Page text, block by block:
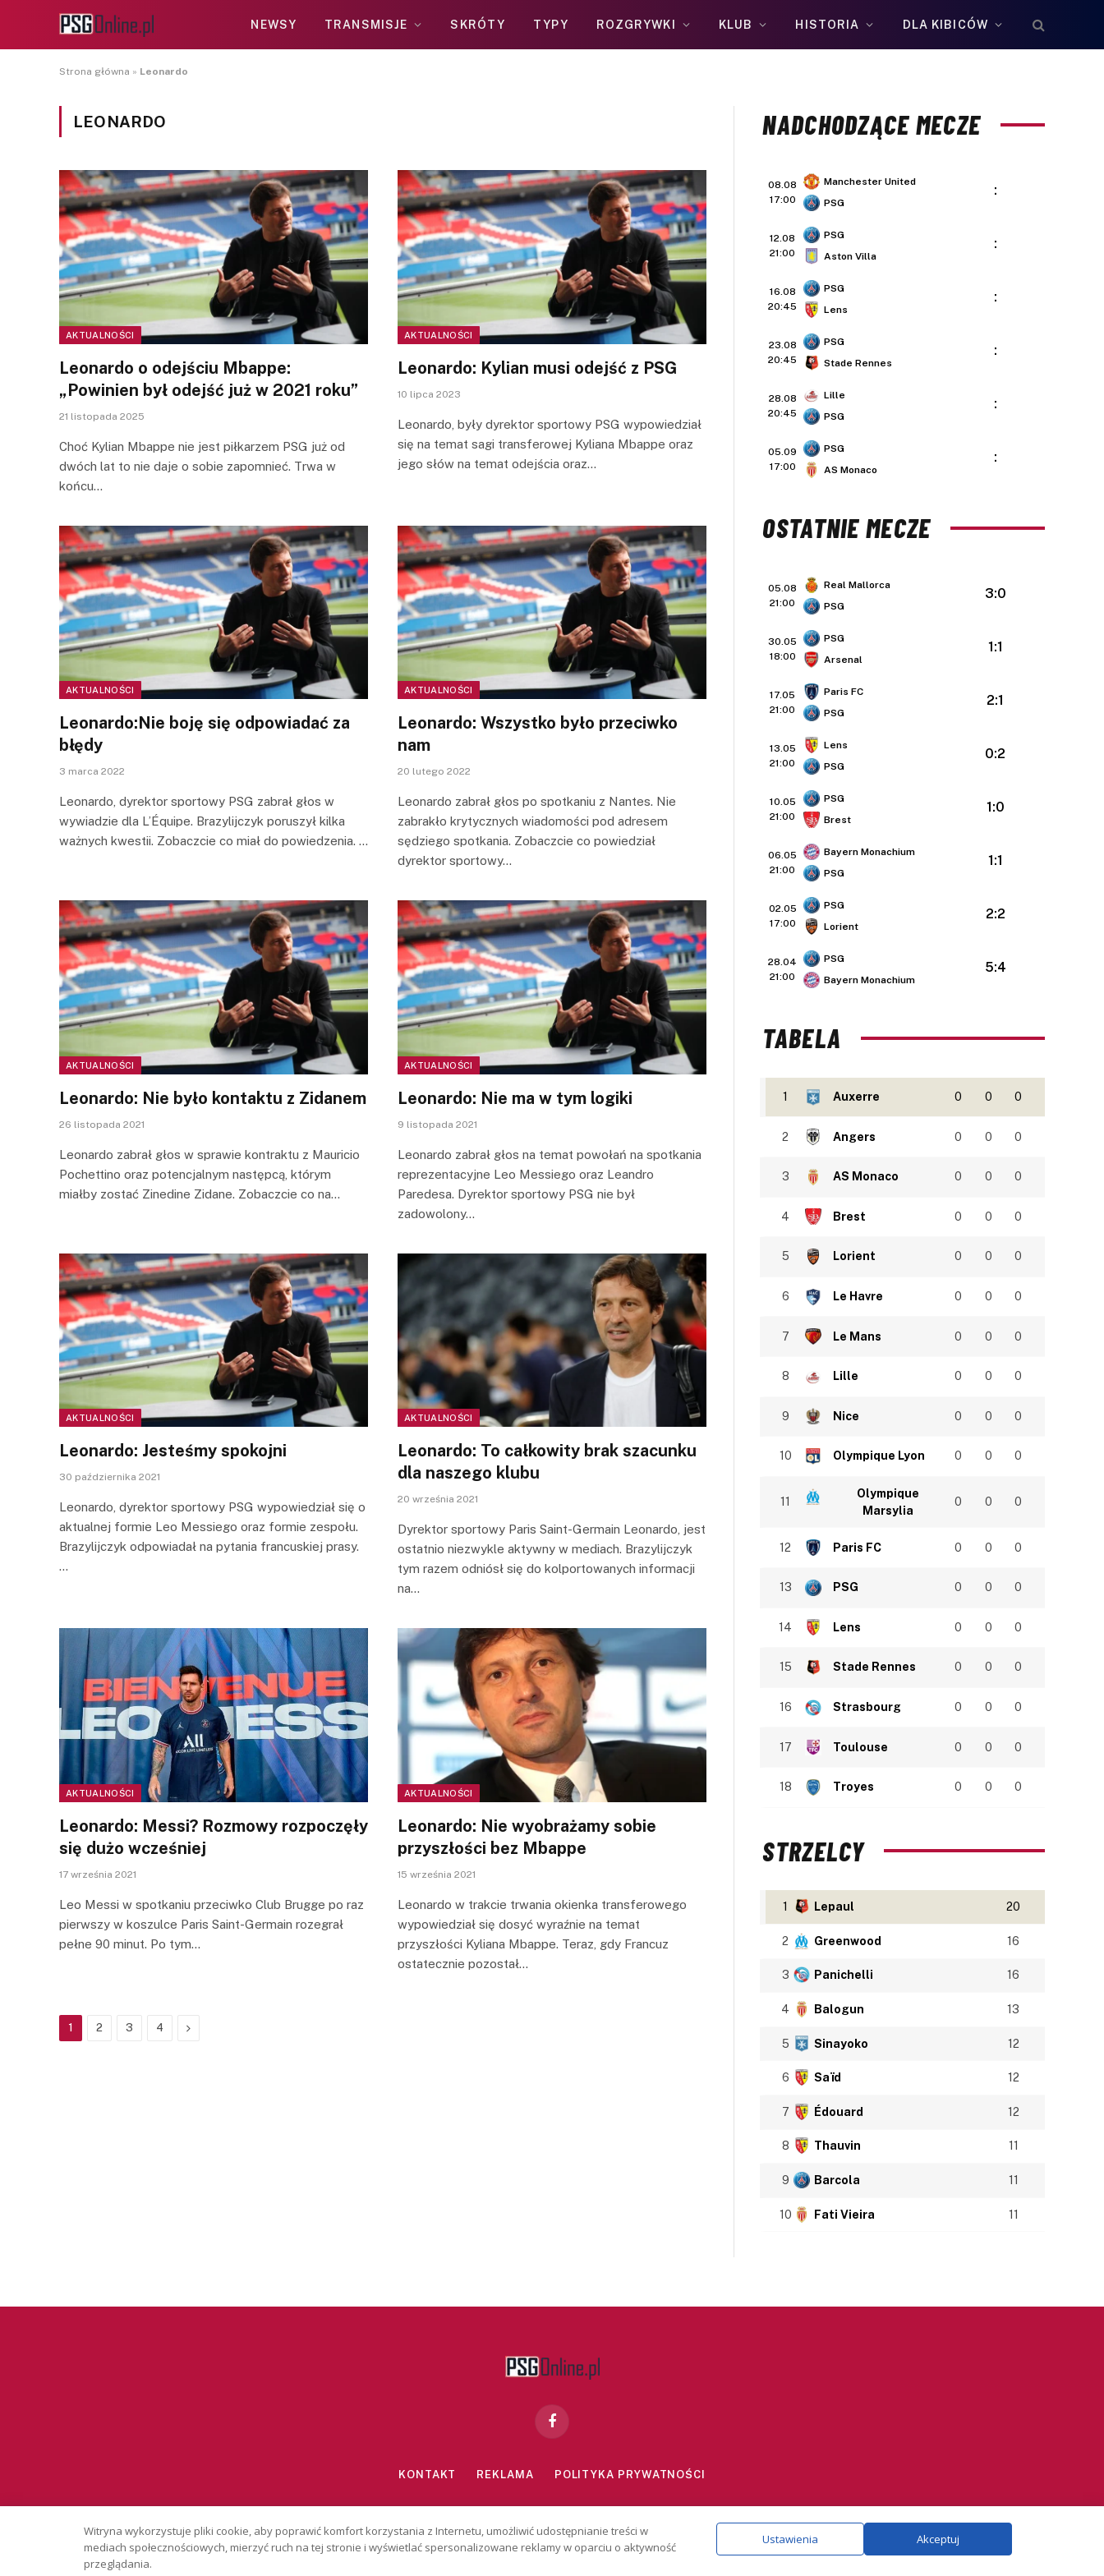
NEWSY TRANSMISJE SKRÓTY TYPY ROZGRYWKI KLUB HISTORIA DLA KIBICÓW
Strona główna » Leonardo
LEONARDO
AKTUALNOŚCI
Leonardo o odejściu Mbappe:
„Powinien był odejść już w 2021 roku”
21 listopada 2025
Choć Kylian Mbappe nie jest piłkarzem PSG już od
dwóch lat to nie daje o sobie zapomnieć. Trwa w
końcu…
AKTUALNOŚCI
Leonardo: Kylian musi odejść z PSG
10 lipca 2023
Leonardo, były dyrektor sportowy PSG wypowiedział
się na temat sagi transferowej Kyliana Mbappe oraz
jego słów na temat odejścia oraz…
AKTUALNOŚCI
Leonardo:Nie boję się odpowiadać za
błędy
3 marca 2022
Leonardo, dyrektor sportowy PSG zabrał głos w
wywiadzie dla L’Équipe. Brazylijczyk poruszył kilka
ważnych kwestii. Zobaczcie co miał do powiedzenia. …
AKTUALNOŚCI
Leonardo: Wszystko było przeciwko
nam
20 lutego 2022
Leonardo zabrał głos po spotkaniu z Nantes. Nie
zabrakło krytycznych wiadomości pod adresem
sędziego spotkania. Zobaczcie co powiedział
dyrektor sportowy…
AKTUALNOŚCI
Leonardo: Nie było kontaktu z Zidanem
26 listopada 2021
Leonardo zabrał głos w sprawie kontraktu z Mauricio
Pochettino oraz potencjalnym następcą, którym
miałby zostać Zinedine Zidane. Zobaczcie co na…
AKTUALNOŚCI
Leonardo: Nie ma w tym logiki
9 listopada 2021
Leonardo zabrał głos na temat powołań na spotkania
reprezentacyjne Leo Messiego oraz Leandro
Paredesa. Dyrektor sportowy PSG nie był
zadowolony…
AKTUALNOŚCI
Leonardo: Jesteśmy spokojni
30 października 2021
Leonardo, dyrektor sportowy PSG wypowiedział się o
aktualnej formie Leo Messiego oraz formie zespołu.
Brazylijczyk odpowiadał na pytania francuskiej prasy.
…
AKTUALNOŚCI
Leonardo: To całkowity brak szacunku
dla naszego klubu
20 września 2021
Dyrektor sportowy Paris Saint-Germain Leonardo, jest
ostatnio niezwykle aktywny w mediach. Brazylijczyk
tym razem odniósł się do kolportowanych informacji
na…
AKTUALNOŚCI
Leonardo: Messi? Rozmowy rozpoczęły
się dużo wcześniej
17 września 2021
Leo Messi w spotkaniu przeciwko Club Brugge po raz
pierwszy w koszulce Paris Saint-Germain rozegrał
pełne 90 minut. Po tym…
AKTUALNOŚCI
Leonardo: Nie wyobrażamy sobie
przyszłości bez Mbappe
15 września 2021
Leonardo w trakcie trwania okienka transferowego
wypowiedział się dosyć wyraźnie na temat
przyszłości Kyliana Mbappe. Teraz, gdy Francuz
ostatecznie pozostał…
1 2 3 4 Next
NADCHODZĄCE MECZE
08.08
17:00
Manchester United
PSG
:
12.08
21:00
PSG
Aston Villa
:
16.08
20:45
PSG
Lens
:
23.08
20:45
PSG
Stade Rennes
:
28.08
20:45
Lille
PSG
:
05.09
17:00
PSG
AS Monaco
:
OSTATNIE MECZE
05.08
21:00
Real Mallorca
PSG
3:0
30.05
18:00
PSG
Arsenal
1:1
17.05
21:00
Paris FC
PSG
2:1
13.05
21:00
Lens
PSG
0:2
10.05
21:00
PSG
Brest
1:0
06.05
21:00
Bayern Monachium
PSG
1:1
02.05
17:00
PSG
Lorient
2:2
28.04
21:00
PSG
Bayern Monachium
5:4
TABELA
1 Auxerre 0 0 0
2 Angers 0 0 0
3 AS Monaco 0 0 0
4 Brest 0 0 0
5 Lorient 0 0 0
6 Le Havre 0 0 0
7 Le Mans 0 0 0
8 Lille 0 0 0
9 Nice 0 0 0
10 Olympique Lyon 0 0 0
11
Olympique
Marsylia
0 0 0
12 Paris FC 0 0 0
13 PSG 0 0 0
14 Lens 0 0 0
15 Stade Rennes 0 0 0
16 Strasbourg 0 0 0
17 Toulouse 0 0 0
18 Troyes 0 0 0
STRZELCY
1 Lepaul 20
2 Greenwood 16
3 Panichelli 16
4 Balogun 13
5 Sinayoko 12
6 Saïd 12
7 Édouard 12
8 Thauvin 11
9 Barcola 11
10 Fati Vieira 11
Facebook
KONTAKT REKLAMA POLITYKA PRYWATNOŚCI
Copyright © 2026 PSGonline.pl
Witryna wykorzystuje pliki cookie, aby poprawić komfort korzystania z Internetu, umożliwić udostępnianie treści w
mediach społecznościowych, mierzyć ruch na tej stronie i wyświetlać spersonalizowane reklamy w oparciu o aktywność
przeglądania.
Ustawienia Akceptuj